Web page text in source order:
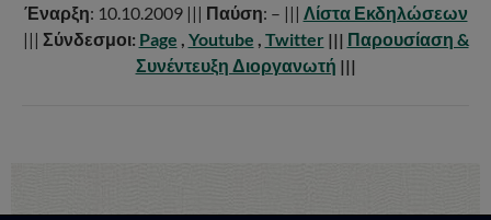
Έναρξη: 10.10.2009 ||| Παύση: – ||| Λίστα Εκδηλώσεων
||| Σύνδεσμοι: Page Youtube Twitter ||| Παρουσίαση &
Συνέντευξη Διοργανωτή |||